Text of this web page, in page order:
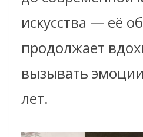
искусства — её
продолжает
вызывать
лет.